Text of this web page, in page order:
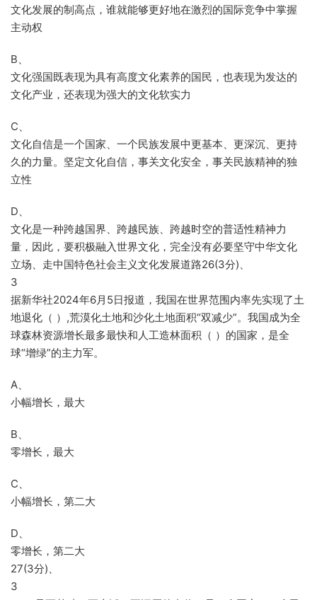
文化发展的制高点，谁就能够更好地在激烈的国际竞争中掌握
主动权
B、
文化强国既表现为具有高度文化素养的国民，也表现为发达的
文化产业，还表现为强大的文化软实力
C、
文化自信是一个国家、一个民族发展中更基本、更深沉、更持
久的力量。坚定文化自信，事关文化安全，事关民族精神的独
立性
D、
文化是一种跨越国界、跨越民族、跨越时空的普适性精神力
量，因此，要积极融入世界文化，完全没有必要坚守中华文化
立场、走中国特色社会主义文化发展道路26(3分)、
3
据新华社2024年6月5日报道，我国在世界范围内率先实现了土
地退化（ ）,荒漠化土地和沙化土地面积“双减少”。我国成为全
球森林资源增长最多最快和人工造林面积（ ）的国家，是全
球“增绿”的主力军。
A、
小幅增长，最大
B、
零增长，最大
C、
小幅增长，第二大
D、
零增长，第二大
27(3分)、
3